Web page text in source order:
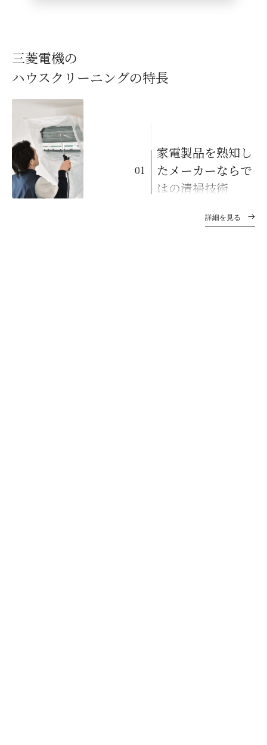
三菱電機の
ハウスクリーニングの特長
01
家電製品を熟知し
たメーカーならで
はの清掃技術
お客様の安心のた
め徹底教育された
詳細を見る